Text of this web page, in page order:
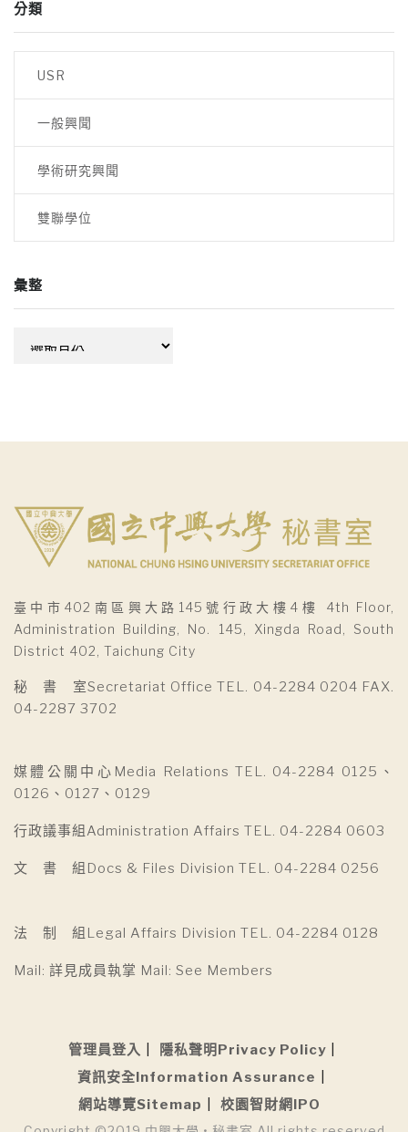
分類
USR
一般興聞
學術研究興聞
雙聯學位
彙整
臺中市402南區興大路145號行政大樓4樓 4th Floor,
Administration Building, No. 145, Xingda Road, South
District 402, Taichung City
秘 書 室Secretariat Office TEL. 04-2284 0204 FAX.
04-2287 3702
媒體公關中心Media Relations TEL. 04-2284 0125、
0126、0127、0129
行政議事組Administration Affairs TEL. 04-2284 0603
文 書 組Docs & Files Division TEL. 04-2284 0256
法 制 組Legal Affairs Division TEL. 04-2284 0128
Mail: 詳見成員執掌 Mail: See Members
管理員登入
隱私聲明Privacy Policy
資訊安全Information Assurance
網站導覽Sitemap
校園智財網IPO